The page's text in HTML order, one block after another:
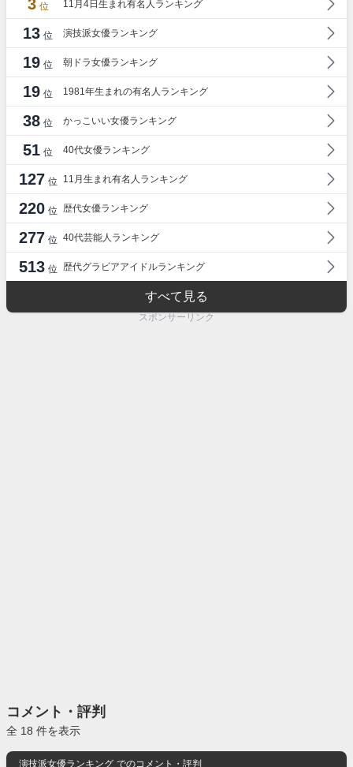
3 位 11月4日生まれ有名人ランキング
13 位 演技派女優ランキング
19 位 朝ドラ女優ランキング
19 位 1981年生まれの有名人ランキング
38 位 かっこいい女優ランキング
51 位 40代女優ランキング
127 位 11月生まれ有名人ランキング
220 位 歴代女優ランキング
277 位 40代芸能人ランキング
513 位 歴代グラビアアイドルランキング
すべて見る
スポンサーリンク
コメント・評判
全 18 件を表示
演技派女優ランキング でのコメント・評判